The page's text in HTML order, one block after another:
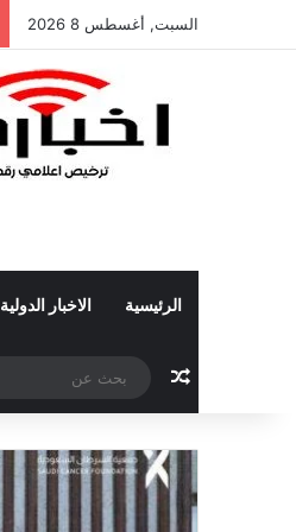
السبت, أغسطس 8 2026
الرئيسية الاخبار الدولية
مقال عشوائي